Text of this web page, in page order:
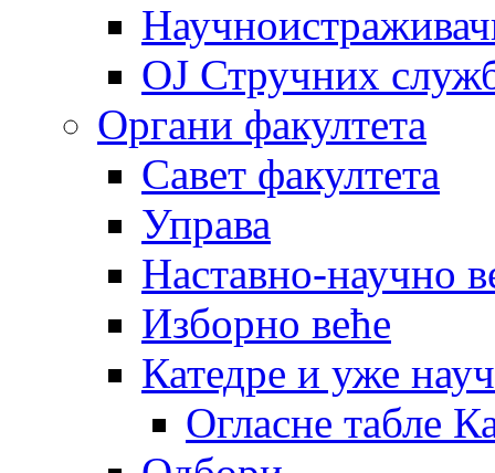
OJ Стручних
Органи факултета
Савет факултета
Управа
Наставно-научно
Изборно веће
Катедре и уже
Огласне табле